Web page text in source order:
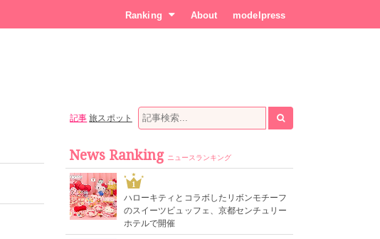
Ranking About modelpress
記事 旅スポット
News Ranking ニュースランキング
1
ハローキティとコラボしたリボンモチーフ
のスイーツビュッフェ、京都センチュリー
ホテルで開催